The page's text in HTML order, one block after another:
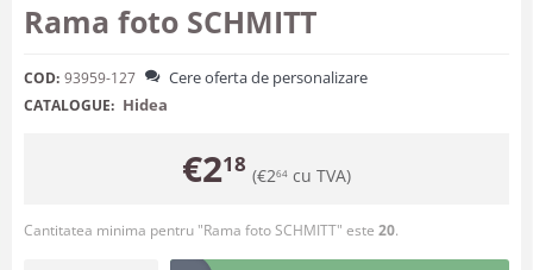
Rama foto SCHMITT
COD: 93959-127 Cere oferta de personalizare
CATALOGUE: Hidea
€218 (€264 cu TVA)
Cantitatea minima pentru "Rama foto SCHMITT" este 20.